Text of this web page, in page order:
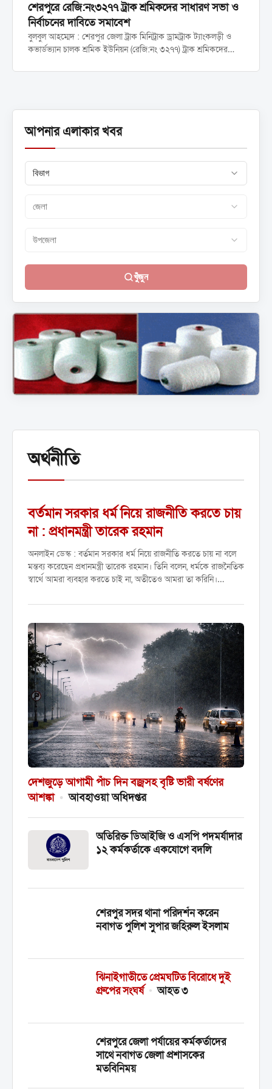
শেরপুরে রেজি:নং৩২৭৭ ট্রাক শ্রমিকদের সাধারণ সভা ও
নির্বাচনের দাবিতে সমাবেশ
বুলবুল আহম্মেদ : শেরপুর জেলা ট্রাক মিনিট্রাক ড্রামট্রাক ট্যাংকলড়ী ও
কভার্ডভ্যান চালক শ্রমিক ইউনিয়ন (রেজি:নং ৩২৭৭) ট্রাক শ্রমিকদের
ঘোষণার দাবিতে এক বিশাল প্রতিবাদ সভা অনুষ্ঠিত হয়েছে।...
আপনার এলাকার খবর
খুঁজুন
অর্থনীতি
বর্তমান সরকার ধর্ম নিয়ে রাজনীতি করতে চায়
না : প্রধানমন্ত্রী তারেক রহমান
অনলাইন ডেস্ক : বর্তমান সরকার ধর্ম নিয়ে রাজনীতি করতে চায় না বলে
মন্তব্য করেছেন প্রধানমন্ত্রী তারেক রহমান। তিনি বলেন, ধর্মকে রাজনৈতিক
স্বার্থে আমরা ব্যবহার করতে চাই না, অতীতেও আমরা তা করিনি।
দেশজুড়ে আগামী পাঁচ দিন বজ্রসহ বৃষ্টি ভারী বর্ষণের
আশঙ্কা • আবহাওয়া অধিদপ্তর
অতিরিক্ত ডিআইজি ও এসপি পদমর্যাদার
১২ কর্মকর্তাকে একযোগে বদলি
শেরপুর সদর থানা পরিদর্শন করেন
নবাগত পুলিশ সুপার জহিরুল ইসলাম
ঝিনাইগাতীতে প্রেমঘটিত বিরোধে দুই
গ্রুপের সংঘর্ষ • আহত ৩
শেরপুরে জেলা পর্যায়ের কর্মকর্তাদের
সাথে নবাগত জেলা প্রশাসকের
মতবিনিময়